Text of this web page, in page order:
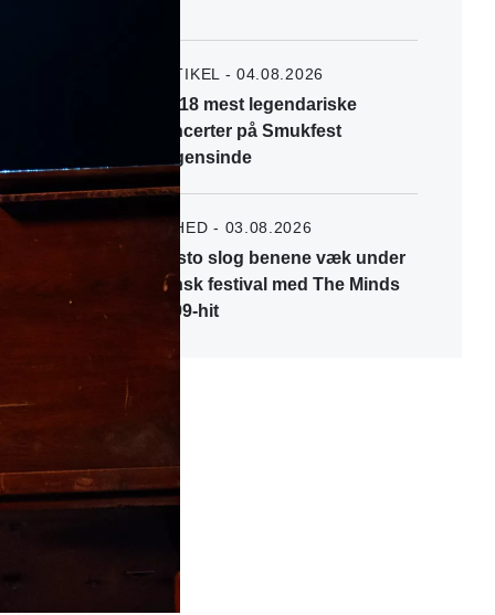
ARTIKEL - 04.08.2026
De 18 mest legendariske
koncerter på Smukfest
nogensinde
NYHED - 03.08.2026
Tiësto slog benene væk under
dansk festival med The Minds
of 99-hit